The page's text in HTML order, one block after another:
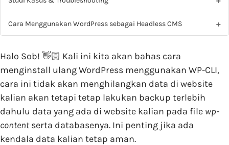
Cara Menggunakan WordPress sebagai Headless CMS
Halo Sob! 👋🏻 Kali ini kita akan bahas cara
menginstall ulang WordPress menggunakan WP-CLI,
cara ini tidak akan menghilangkan data di website
kalian akan tetapi tetap lakukan backup terlebih
dahulu data yang ada di website kalian pada file wp-
contentserta databasenya. Ini penting jika ada
kendala data kalian tetap aman.